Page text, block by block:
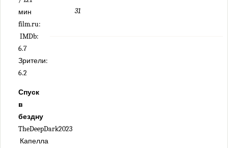
мин
film.ru:
IMDb:
6.7
Зрители:
6.2
Спуск
в
бездну
TheDeepDark2023
Капелла
31